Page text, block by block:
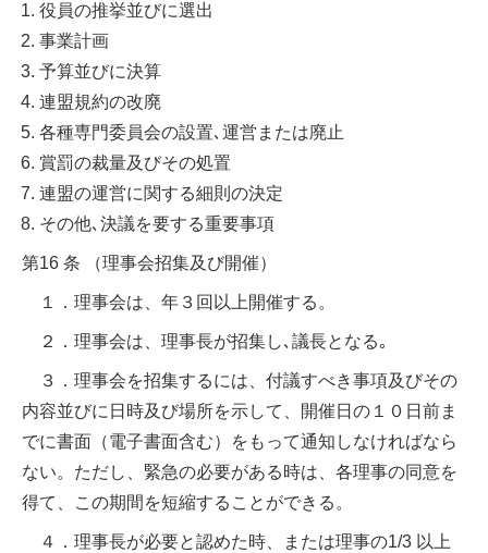
役員の推挙並びに選出
事業計画
予算並びに決算
連盟規約の改廃
各種専門委員会の設置､運営または廃止
賞罰の裁量及びその処置
連盟の運営に関する細則の決定
その他､決議を要する重要事項
第16 条 （理事会招集及び開催）
１．理事会は、年３回以上開催する。
２．理事会は、理事長が招集し､議長となる｡
３．理事会を招集するには、付議すべき事項及びその
内容並びに日時及び場所を示して、開催日の１０日前ま
でに書面（電子書面含む）をもって通知しなければなら
ない。ただし、緊急の必要がある時は、各理事の同意を
得て、この期間を短縮することができる。
４．理事長が必要と認めた時、または理事の1/3 以上